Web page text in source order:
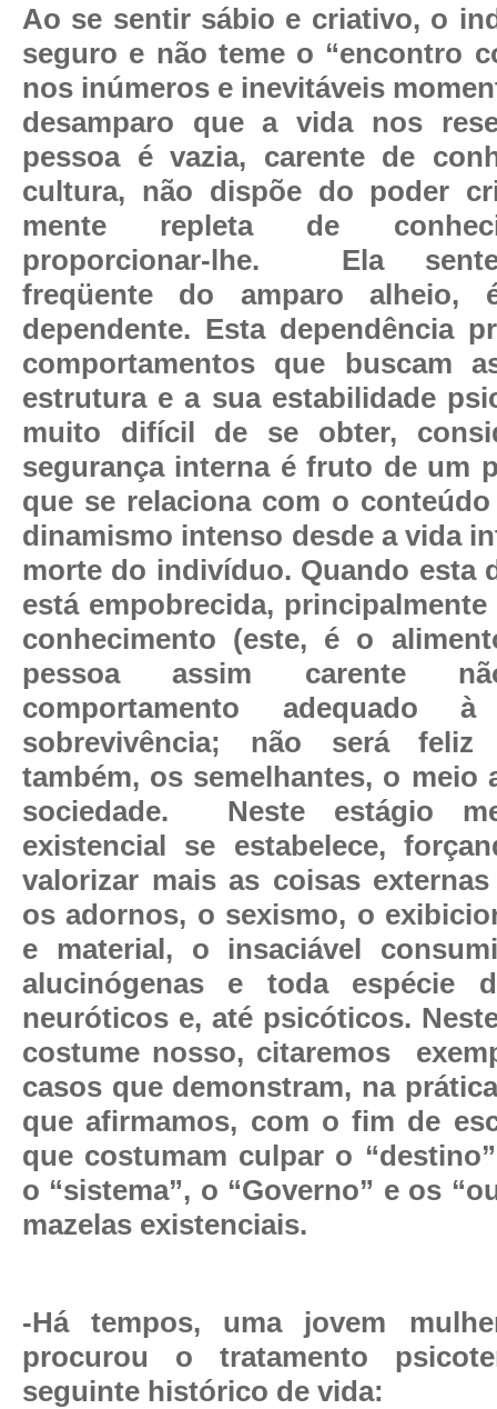
Ao se sentir sábio e criativo, o
seguro e não teme o “encontro
nos inúmeros e inevitáveis
desamparo que a vida nos
pessoa é vazia, carente de
cultura, não dispõe do poder
mente repleta de
proporcionar-lhe.
Ela
freqüente do amparo alheio,
dependente. Esta dependência
comportamentos que buscam
estrutura e a sua estabilidade
muito difícil de se obter,
segurança interna é fruto de um
que se relaciona com o
dinamismo intenso desde a vida
morte do indivíduo. Quando esta
está empobrecida,
conhecimento (este, é o
pessoa assim carente
comportamento adequado
sobrevivência; não será feliz
também, os semelhantes, o meio
sociedade.
Neste estágio
existencial se estabelece,
valorizar mais as coisas
os adornos, o sexismo, o
e material, o insaciável
alucinógenas e toda espécie
neuróticos e, até psicóticos.
costume nosso, citaremos
casos que demonstram, na
que afirmamos, com o fim de
que costumam culpar o
o “sistema”, o “Governo” e os
mazelas existenciais.
-Há tempos, uma jovem
procurou o tratamento
seguinte histórico de vida: